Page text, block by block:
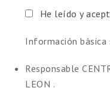
He leído y
Información
Responsable
LEON .